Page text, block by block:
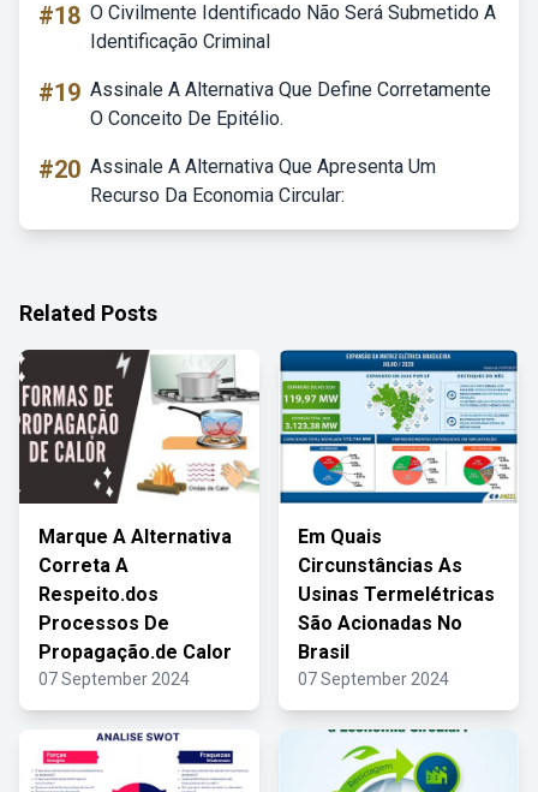
#18 O Civilmente Identificado Não Será Submetido A
Identificação Criminal
#19 Assinale A Alternativa Que Define Corretamente
O Conceito De Epitélio.
#20 Assinale A Alternativa Que Apresenta Um
Recurso Da Economia Circular:
Related Posts
Marque A Alternativa
Correta A
Respeito.dos
Processos De
Propagação.de Calor
07 September 2024
Em Quais
Circunstâncias As
Usinas Termelétricas
São Acionadas No
Brasil
07 September 2024